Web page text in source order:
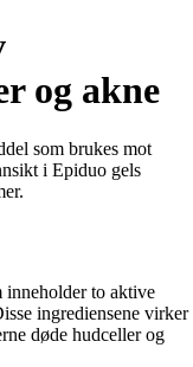
og akne
som brukes mot
i Epiduo gels
inneholder to aktive
ingrediensene virker
døde hudceller og